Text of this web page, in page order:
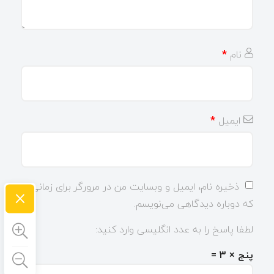
نام *
ایمیل *
ذخیره نام، ایمیل و وبسایت من در مرورگر برای زمانی
که دوباره دیدگاهی می‌نویسم.
لطفا پاسخ را به عدد انگلیسی وارد کنید:
پنج × 3 =
×